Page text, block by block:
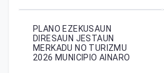
PLANO EZEKUSAUN
DIRESAUN JESTAUN
MERKADU NO TURIZMU
2026 MUNICIPIO AINARO